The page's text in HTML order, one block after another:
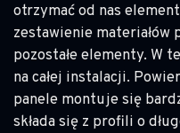
otrzymać od nas
zestawienie materiałów
pozostałe elementy. W
na całej instalacji.
panele montuje się
składa się z profili o